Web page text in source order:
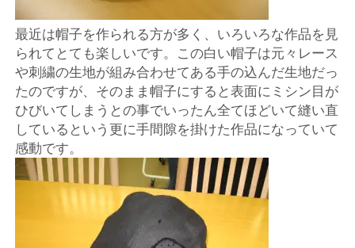
人
服
地
ア
ク
最近は帽子を作られる方が多く、いろいろな作品を見
られてとても楽しいです。この白い帽子は元々レース
や刺繍の生地が組み合わせてある手の込んだ生地だっ
たのですが、そのまま帽子にすると表面にミシン目が
ひびいてしまうとの事でいったん全てほどいて縫い直
しているという更に手間隙を掛けた作品になっていて
感動です。